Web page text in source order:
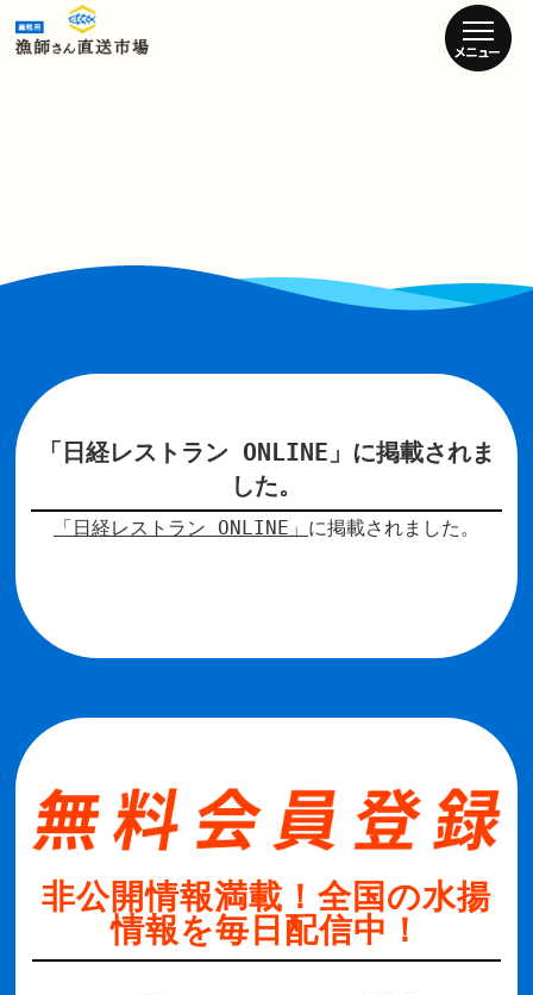
「日経レストラン ONLINE」に掲載されま
した。
「日経レストラン ONLINE」 に掲載されました。
非公開情報満載！全国の水揚
情報を毎日配信中！